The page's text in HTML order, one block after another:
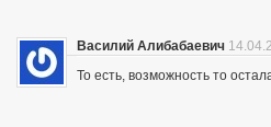
Василий Алибабаевич
То есть, возможность то